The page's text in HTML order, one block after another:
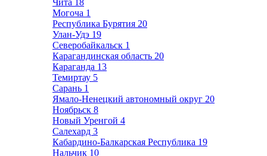
Чита 18
Могоча 1
Республика Бурятия 20
Улан-Удэ 19
Северобайкальск 1
Карагандинская область 20
Караганда 13
Темиртау 5
Сарань 1
Ямало-Ненецкий автономный округ 20
Ноябрьск 8
Новый Уренгой 4
Салехард 3
Кабардино-Балкарская Республика 19
Нальчик 10